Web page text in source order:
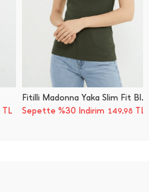
TL
Fitilli Madonna Yaka Slim Fit Bluz
Sepette %30 İndirim 149,98 TL